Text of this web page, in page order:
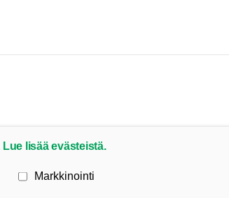
Lue lisää evästeistä.
Markkinointi